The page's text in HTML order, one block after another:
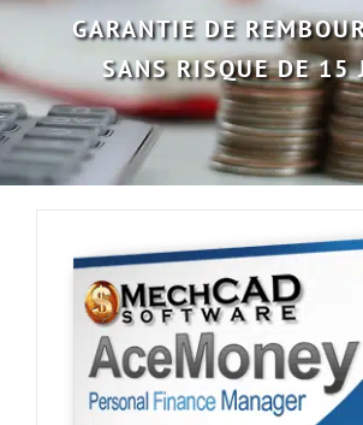
GARANTIE DE
SANS RISQUE DE 15